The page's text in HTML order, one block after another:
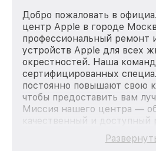
Добро пожаловать в
центр Apple в городе
профессиональный ремонт
устройств Apple для всех
окрестностей. Наша
сертифицированных
постоянно повышают свою
чтобы предоставить вам
Миссия нашего центра —
качественный и доступный
каждого пользователя
зависимости от сложности